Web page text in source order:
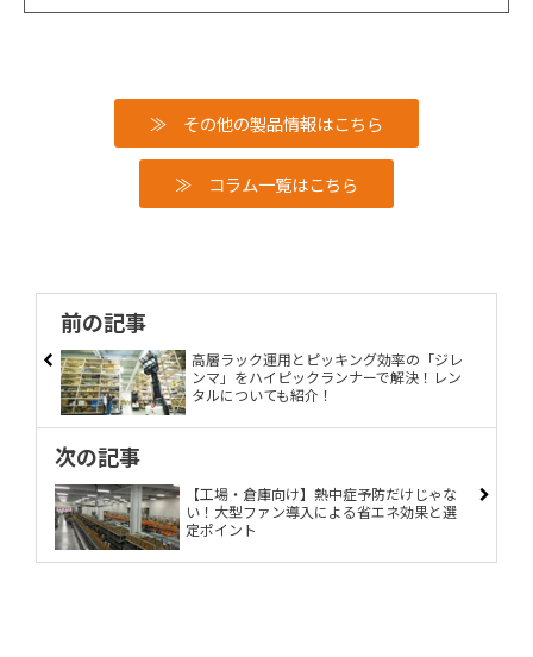
≫　その他の製品情報はこちら
≫　コラム一覧はこちら
前の記事
高層ラック運用とピッキング効率の「ジレ
ンマ」をハイピックランナーで解決！レン
タルについても紹介！
次の記事
【工場・倉庫向け】熱中症予防だけじゃな
い！大型ファン導入による省エネ効果と選
定ポイント